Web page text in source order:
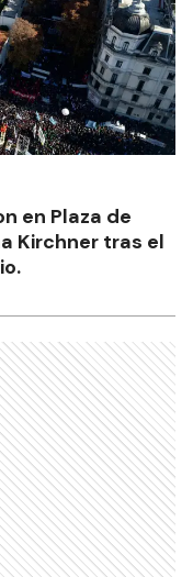
en Plaza de
Kirchner tras el